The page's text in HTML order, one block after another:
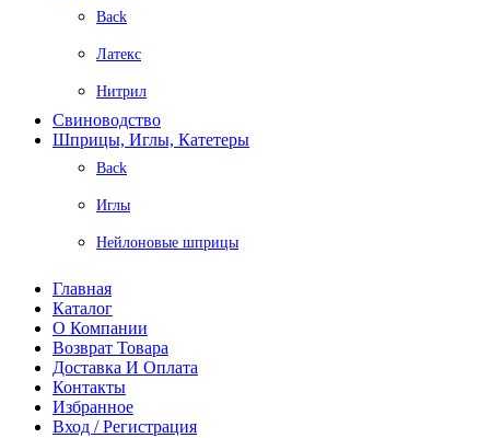
Back
Латекс
Нитрил
Свиноводство
Шприцы, Иглы, Катетеры
Back
Иглы
Нейлоновые шприцы
Главная
Каталог
О Компании
Возврат Товара
Доставка И Оплата
Контакты
Избранное
Вход / Регистрация